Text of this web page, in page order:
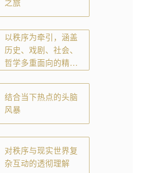
之旅
以秩序为牵引，涵盖
历史、戏剧、社会、
哲学多重面向的精彩
结合当下热点的头脑
风暴
对秩序与现实世界复
杂互动的透彻理解